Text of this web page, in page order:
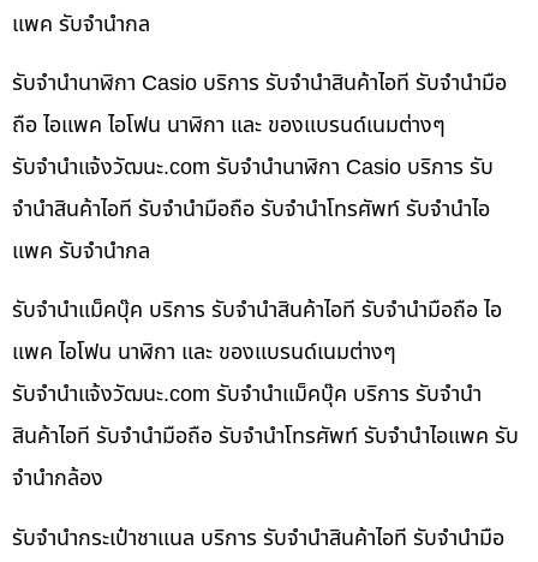
แพค รับจำนำกล
รับจำนำนาฬิกา Casio บริการ รับจำนำสินค้าไอที รับจำนำมือ
ถือ ไอแพค ไอโฟน นาฬิกา และ ของแบรนด์เนมต่างๆ
รับจํานําแจ้งวัฒนะ.com รับจำนำนาฬิกา Casio บริการ รับ
จำนำสินค้าไอที รับจำนำมือถือ รับจำนำโทรศัพท์ รับจำนำไอ
แพค รับจำนำกล
รับจำนำแม็คบุ๊ค บริการ รับจำนำสินค้าไอที รับจำนำมือถือ ไอ
แพค ไอโฟน นาฬิกา และ ของแบรนด์เนมต่างๆ
รับจํานําแจ้งวัฒนะ.com รับจำนำแม็คบุ๊ค บริการ รับจำนำ
สินค้าไอที รับจำนำมือถือ รับจำนำโทรศัพท์ รับจำนำไอแพค รับ
จำนำกล้อง
รับจำนำกระเป๋าชาแนล บริการ รับจำนำสินค้าไอที รับจำนำมือ